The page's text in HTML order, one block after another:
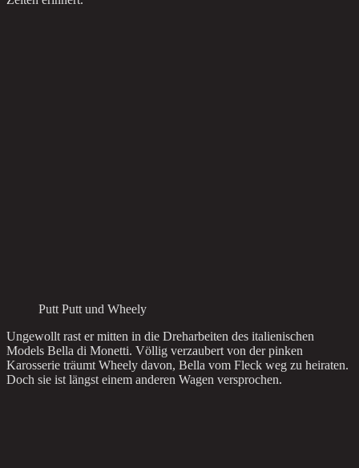
Putt Putt und Wheely
Ungewollt rast er mitten in die Dreharbeiten des italienischen
Models Bella di Monetti. Völlig verzaubert von der pinken
Karosserie träumt Wheely davon, Bella vom Fleck weg zu heiraten.
Doch sie ist längst einem anderen Wagen versprochen.